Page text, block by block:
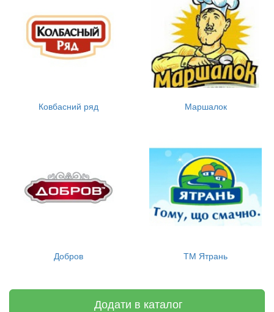
Ковбасний ряд Маршалок
Добров ТМ Ятрань
Додати в каталог